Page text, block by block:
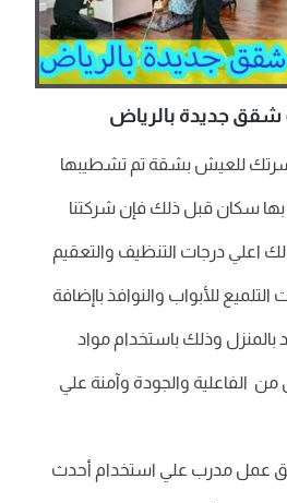
جديدة بالرياض
للعيش بشقة تم تشطيبها
بها سكان قبل ذلك فإن شركتنا
درجات التنظيف والتعقيم
للأبواب والنوافذ باإضافة
بالمنزل وذلك باستخدام مواد
الفاعلية والجودة وآمنة علي
عمل مدرب علي استخدام أحدث